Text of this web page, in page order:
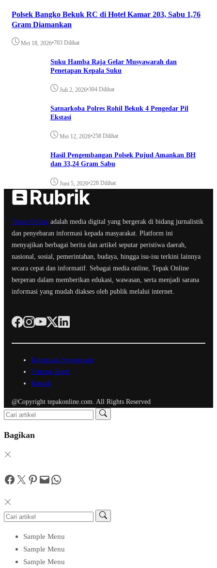
Polsek Bangko Bekuk RC di Hotel Kamar 203, Sabu 1,76
Gram Diamankan
Mei 18, 2026•703 Dilihat
Suku Hamba Raja Gelar Musyawarah dan
Penetapan Kepala Suku
Juli 2, 2026•304 Dilihat
Satnarkoba Polres Rohil Bekuk 4 Pengedar Pil
Ekstasi
Mei 12, 2026•258 Dilihat
Hasil Pengembangan Polsek Pujud Amankan BH
dan 33,24 Gram Sabu
Juni 5, 2026•228 Dilihat
Tepak Online adalah media digital yang bergerak di bidang jurnalistik
dan penyebaran informasi kepada masyarakat. Platform ini
menyajikan berbagai berita dan artikel seputar peristiwa daerah,
nasional, sosial, pemerintahan, budaya, hingga isu-isu terkini lainnya
secara cepat dan informatif. Sebagai media online, Tepak Online
berperan dalam memberikan edukasi, wawasan, serta menjadi sarana
informasi yang mudah diakses oleh publik melalui internet.
Ketentuan Penggunaan
Tentang Kami
Kontak
@Copyright tepakonline.com. All Rights Reserved
Bagikan
Facebook
Twitter
Pinterest
MailWhatsApp
Sample Menu
Sample Menu
Sample Menu